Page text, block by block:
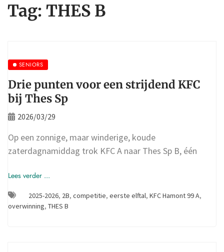
Tag: THES B
SENIORS
Drie punten voor een strijdend KFC
bij Thes Sp
2026/03/29
Op een zonnige, maar winderige, koude
zaterdagnamiddag trok KFC A naar Thes Sp B, één
Lees verder ...
2025-2026, 2B, competitie, eerste elftal, KFC Hamont 99 A,
overwinning, THES B